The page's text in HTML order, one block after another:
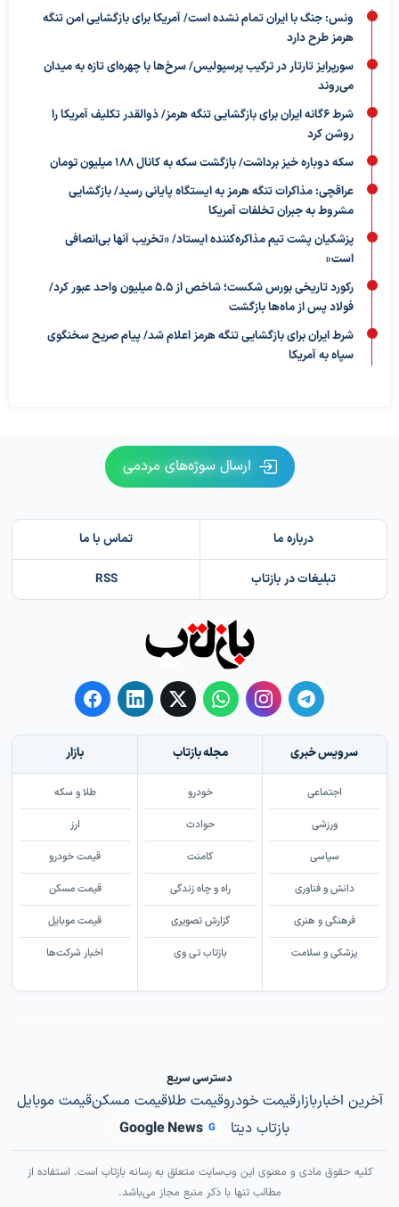
ونس: جنگ با ایران تمام نشده است/ آمریکا برای بازگشایی امن تنگه
هرمز طرح دارد
سورپرایز تارتار در ترکیب پرسپولیس/ سرخ‌ها با چهره‌ای تازه به میدان
می‌روند
شرط ۶گانه ایران برای بازگشایی تنگه هرمز/ ذوالقدر تکلیف آمریکا را
روشن کرد
سکه دوباره خیز برداشت/ بازگشت سکه به کانال ۱۸۸ میلیون تومان
عراقچی: مذاکرات تنگه هرمز به ایستگاه پایانی رسید/ بازگشایی
مشروط به جبران تخلفات آمریکا
پزشکیان پشت تیم مذاکره‌کننده ایستاد/ «تخریب آنها بی‌انصافی
است»
رکورد تاریخی بورس شکست؛ شاخص از ۵.۵ میلیون واحد عبور کرد/
فولاد پس از ماه‌ها بازگشت
شرط ایران برای بازگشایی تنگه هرمز اعلام شد/ پیام صریح سخنگوی
سپاه به آمریکا
ارسال سوژه‌های مردمی
درباره ما تماس با ما
تبلیغات در بازتاب RSS
سرویس خبری
اجتماعی
ورزشی
سیاسی
دانش و فناوری
فرهنگی و هنری
پزشکی و سلامت
مجله بازتاب
خودرو
حوادث
کامنت
راه و چاه زندگی
گزارش تصویری
بازتاب تی وی
بازار
طلا و سکه
ارز
قیمت خودرو
قیمت مسکن
قیمت موبایل
اخبار شرکت‌ها
دسترسی سریع
آخرین اخباربازارقیمت خودروقیمت طلاقیمت مسکنقیمت موبایل
بازتاب دیتا
G
Google News
کلیه حقوق مادی و معنوی این وب‌سایت متعلق به رسانه بازتاب است. استفاده از
مطالب تنها با ذکر منبع مجاز می‌باشد.